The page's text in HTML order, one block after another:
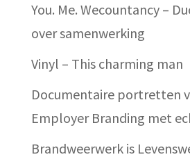
You. Me. Wecountancy –
over samenwerking
Vinyl – This charming man
Documentaire portretten
Employer Branding met
Brandweerwerk is